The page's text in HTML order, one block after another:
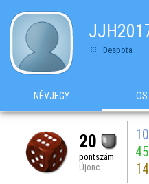
Despota
NÉVJEGY
20
pontszám
Újonc